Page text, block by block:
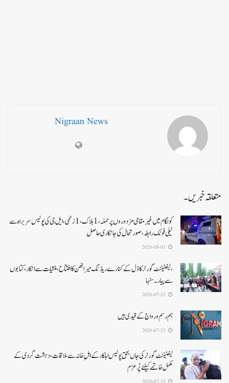
Nigraan News
متعلقہ خبریں۔
کولگام میں غیر مقامی مزدوروں پر حملہ،1ہلاک،1زخمی،ایل جی کی پولیس سربراہ سے
ٹیلی فونک رابطہ، صورتحال کی جانکاری حاصل
،لیفٹیننٹ گورنر کا ڈل کے کنارے ریڈنگ میراتھن کا افتتاح، منشیات سے انکار، کتابوں
سے پیار۔ سنہا
ہم رسم و رواج کے قیدی ہیں
لیفٹیننٹ گورنر کی جاں بحق پولیس اہلکار کے اہلِ خانہ سے ملاقات، دہشت گردی کے
مکمل خاتمے کیلئے پْرعزم